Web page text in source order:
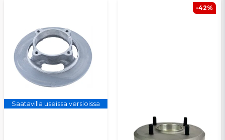
Saatavilla useissa versioissa
-42%